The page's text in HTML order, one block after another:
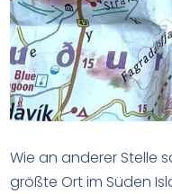
Wie an anderer Stelle
größte Ort im Süden